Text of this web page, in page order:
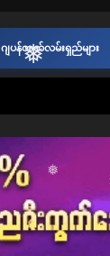
❅
❅
ဂျပန်ဇာတ်လမ်းရှည်များ